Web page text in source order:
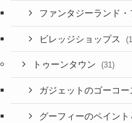
ファンタジーランド
ビレッジショップス
トゥーンタウン (31)
ガジェットのゴーコー
グーフィーのペイン